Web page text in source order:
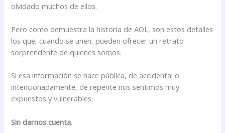
olvidado muchos de ellos.
Pero como demuestra la historia de AOL, son estos detalles
los que, cuando se unen, pueden ofrecer un retrato
sorprendente de quienes somos.
Si esa información se hace pública, de accidental o
intencionadamente, de repente nos sentimos muy
expuestos y vulnerables.
Sin darnos cuenta.